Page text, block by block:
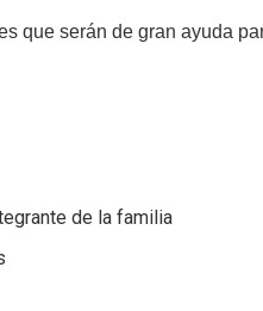
que serán de gran ayuda
de la familia